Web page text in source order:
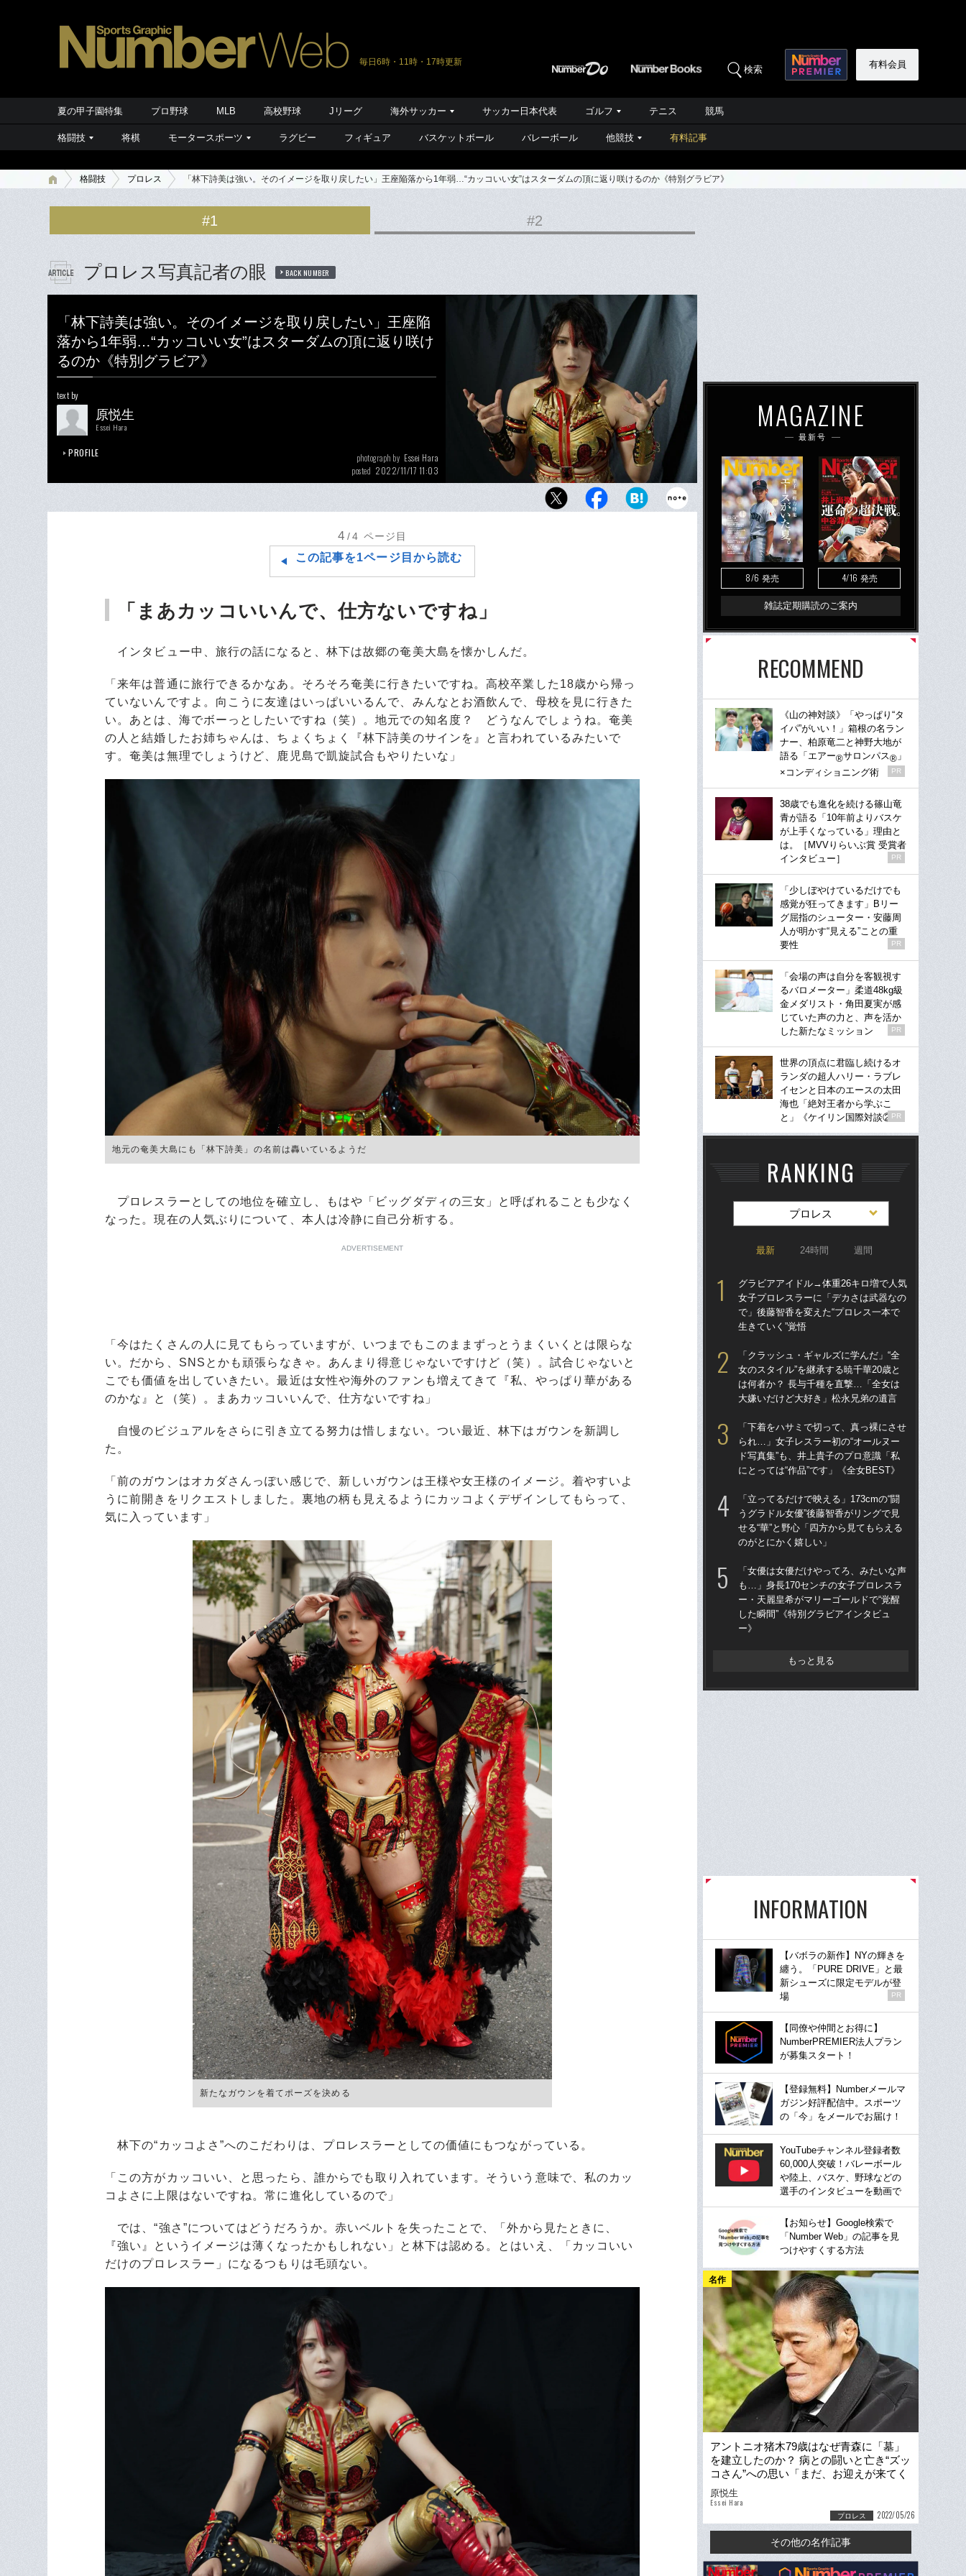
毎日6時・11時・17時更新
検索 有料会員
夏の甲子園特集 プロ野球 MLB 高校野球 Jリーグ 海外サッカー サッカー日本代表 ゴルフ テニス 競馬
格闘技 将棋 モータースポーツ ラグビー フィギュア バスケットボール バレーボール 他競技 有料記事
格闘技 プロレス 「林下詩美は強い。そのイメージを取り戻したい」王座陥落から1年弱…“カッコいい女”はスターダムの頂に返り咲けるのか《特別グラビア》
#1 #2
プロレス写真記者の眼 BACK NUMBER
「林下詩美は強い。そのイメージを取り戻したい」王座陥
落から1年弱…“カッコいい女”はスターダムの頂に返り咲け
るのか《特別グラビア》
text by
原悦生
Essei Hara
PROFILE photograph by Essei Hara
posted 2022/11/17 11:03
刀羅ナツコとの再戦を経て「完全復活」へと歩みを進める
4 /4 ページ目
この記事を1ページ目から読む
「まあカッコいいんで、仕方ないですね」
インタビュー中、旅行の話になると、林下は故郷の奄美大島を懐かしんだ。
「来年は普通に旅行できるかなあ。そろそろ奄美に行きたいですね。高校卒業した18歳から帰っ
ていないんですよ。向こうに友達はいっぱいいるんで、みんなとお酒飲んで、母校を見に行きた
い。あとは、海でボーっとしたいですね（笑）。地元での知名度？ どうなんでしょうね。奄美
の人と結婚したお姉ちゃんは、ちょくちょく『林下詩美のサインを』と言われているみたいで
す。奄美は無理でしょうけど、鹿児島で凱旋試合もやりたいな」
地元の奄美大島にも「林下詩美」の名前は轟いているようだ
プロレスラーとしての地位を確立し、もはや「ビッグダディの三女」と呼ばれることも少なく
なった。現在の人気ぶりについて、本人は冷静に自己分析する。
ADVERTISEMENT
「今はたくさんの人に見てもらっていますが、いつまでもこのままずっとうまくいくとは限らな
い。だから、SNSとかも頑張らなきゃ。あんまり得意じゃないですけど（笑）。試合じゃないと
こでも価値を出していきたい。最近は女性や海外のファンも増えてきて『私、やっぱり華がある
のかな』と（笑）。まあカッコいいんで、仕方ないですね」
自慢のビジュアルをさらに引き立てる努力は惜しまない。つい最近、林下はガウンを新調し
た。
「前のガウンはオカダさんっぽい感じで、新しいガウンは王様や女王様のイメージ。着やすいよ
うに前開きをリクエストしました。裏地の柄も見えるようにカッコよくデザインしてもらって、
気に入っています」
新たなガウンを着てポーズを決める
林下の“カッコよさ”へのこだわりは、プロレスラーとしての価値にもつながっている。
「この方がカッコいい、と思ったら、誰からでも取り入れています。そういう意味で、私のカッ
コよさに上限はないですね。常に進化しているので」
では、“強さ”についてはどうだろうか。赤いベルトを失ったことで、「外から見たときに、
『強い』というイメージは薄くなったかもしれない」と林下は認める。とはいえ、「カッコいい
だけのプロレスラー」になるつもりは毛頭ない。
MAGAZINE
最新号
8/6 発売 4/16 発売
雑誌定期購読のご案内
RECOMMEND
《山の神対談》「やっぱり“タ
イパ”がいい！」箱根の名ラン
ナー、柏原竜二と神野大地が
語る「エアー®サロンパス® 」
×コンディショニング術
PR
38歳でも進化を続ける篠山竜
青が語る「10年前よりバスケ
が上手くなっている」理由と
は。［MVVりらいぶ賞 受賞者
インタビュー］
PR
「少しぼやけているだけでも
感覚が狂ってきます」Bリー
グ屈指のシューター・安藤周
人が明かす“見える”ことの重
要性
PR
「会場の声は自分を客観視す
るバロメーター」柔道48kg級
金メダリスト・角田夏実が感
じていた声の力と、声を活か
した新たなミッション
PR
世界の頂点に君臨し続けるオ
ランダの超人ハリー・ラブレ
イセンと日本のエースの太田
海也「絶対王者から学ぶこ
と」《ケイリン国際対談②》
PR
RANKING
プロレス
最新 24時間 週間
グラビアアイドル→体重26キロ増で人気
女子プロレスラーに「デカさは武器なの
で」後藤智香を変えた“プロレス一本で
生きていく”覚悟
「クラッシュ・ギャルズに学んだ」“全
女のスタイル”を継承する暁千華20歳と
は何者か？ 長与千種を直撃…「全女は
大嫌いだけど大好き」松永兄弟の遺言
「下着をハサミで切って、真っ裸にさせ
られ…」女子レスラー初の“オールヌー
ド写真集”も、井上貴子のプロ意識「私
にとっては“作品”です」《全女BEST》
「立ってるだけで映える」173cmの“闘
うグラドル女優”後藤智香がリングで見
せる“華”と野心「四方から見てもらえる
のがとにかく嬉しい」
「女優は女優だけやってろ、みたいな声
も…」身長170センチの女子プロレスラ
ー・天麗皇希がマリーゴールドで“覚醒
した瞬間”《特別グラビアインタビュ
ー》
もっと見る
INFORMATION
【バボラの新作】NYの輝きを
纏う。「PURE DRIVE」と最
新シューズに限定モデルが登
場
PR
【同僚や仲間とお得に】
NumberPREMIER法人プラン
が募集スタート！
【登録無料】Numberメールマ
ガジン好評配信中。スポーツ
の「今」をメールでお届け！
YouTubeチャンネル登録者数
60,000人突破！バレーボール
や陸上、バスケ、野球などの
選手のインタビューを動画で
【お知らせ】Google検索で
「Number Web」の記事を見
つけやすくする方法
名作
アントニオ猪木79歳はなぜ青森に「墓」
を建立したのか？ 病との闘いと亡き“ズッ
コさん”への思い「まだ、お迎えが来てく
れないよ」
原悦生
Essei Hara
プロレス 2022/05/26
その他の名作記事